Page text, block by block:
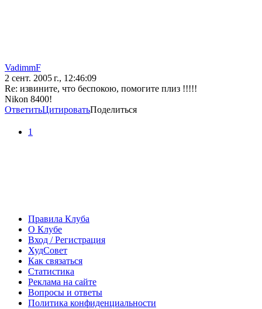
VadimmF
2 сент. 2005 г., 12:46:09
Re: извините, что беспокою, помогите плиз !!!!!
Nikon 8400!
ОтветитьЦитироватьПоделиться
1
Правила Клуба
О Клубе
Вход / Регистрация
ХудСовет
Как связаться
Статистика
Реклама на сайте
Вопросы и ответы
Политика конфиденциальности